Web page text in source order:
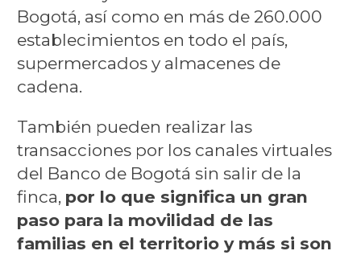
Bogotá, así como en más de 260.000
establecimientos en todo el país,
supermercados y almacenes de
cadena.
También pueden realizar las
transacciones por los canales virtuales
del Banco de Bogotá sin salir de la
finca, por lo que significa un gran
paso para la movilidad de las
familias en el territorio y más si son